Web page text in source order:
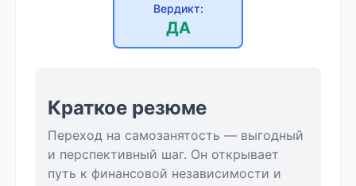
Вердикт:
ДА
Краткое резюме
Переход на самозанятость — выгодный
и перспективный шаг. Он открывает
путь к финансовой независимости и